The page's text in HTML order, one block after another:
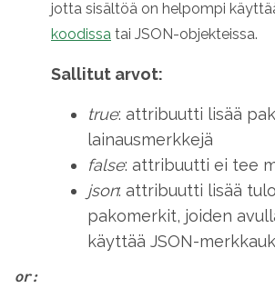
jotta sisältöä on helpompi
koodissa tai JSON-objekteissa.
Sallitut arvot:
true: attribuutti lisää
lainausmerkkejä
false: attribuutti ei tee
json: attribuutti lisää
pakomerkit, joiden
käyttää JSON-
or: